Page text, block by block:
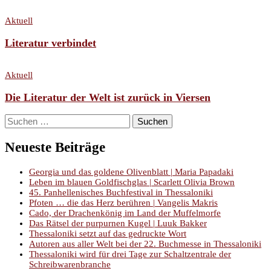
Aktuell
Literatur verbindet
Aktuell
Die Literatur der Welt ist zurück in Viersen
Suchen
nach:
Neueste Beiträge
Georgia und das goldene Olivenblatt | Maria Papadaki
Leben im blauen Goldfischglas | Scarlett Olivia Brown
45. Panhellenisches Buchfestival in Thessaloniki
Pfoten … die das Herz berühren | Vangelis Makris
Cado, der Drachenkönig im Land der Muffelmorfe
Das Rätsel der purpurnen Kugel | Luuk Bakker
Thessaloniki setzt auf das gedruckte Wort
Autoren aus aller Welt bei der 22. Buchmesse in Thessaloniki
Thessaloniki wird für drei Tage zur Schaltzentrale der
Schreibwarenbranche